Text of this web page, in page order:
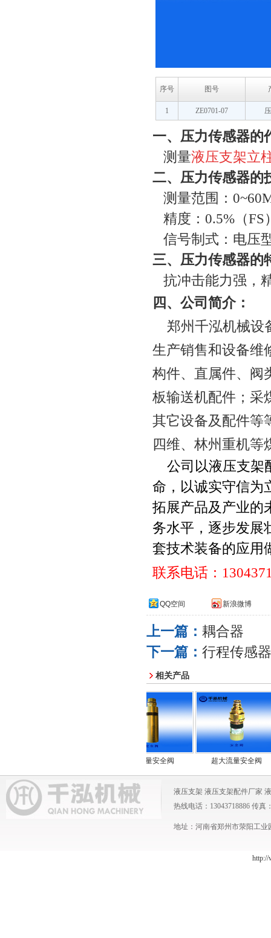
序号 图号
1 ZE0701-07
一、压力传感器的
测量液压支架立
二、压力传感器的
测量范围：
精度： 0.5% （FS
信号制式：电压
三、压力传感器的
抗冲击能力强，
四 、公司简介：
郑州千泓机械设
生产销售和设备维
构件、直属件、阀
板输送机配件；采
其它设备及配件等
四维、林州重机等
公司以液压支架
命，以诚实守信为
拓展产品及产业的
务水平，逐步发展
套技术装备的应用
联系电话：
QQ空间 新浪微博
上一篇： 耦合器
下一篇： 行程传感器
相关产品
大流量安全阀 超大流量安全阀
液压支架 液压支架配件厂家
热线电话：13043718886 传真
地址：河南省郑州市荥阳工业
http://